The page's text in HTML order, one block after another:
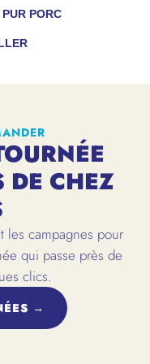
PORC
DE CHEZ
les campagnes pour
qui passe près de
clics.
→